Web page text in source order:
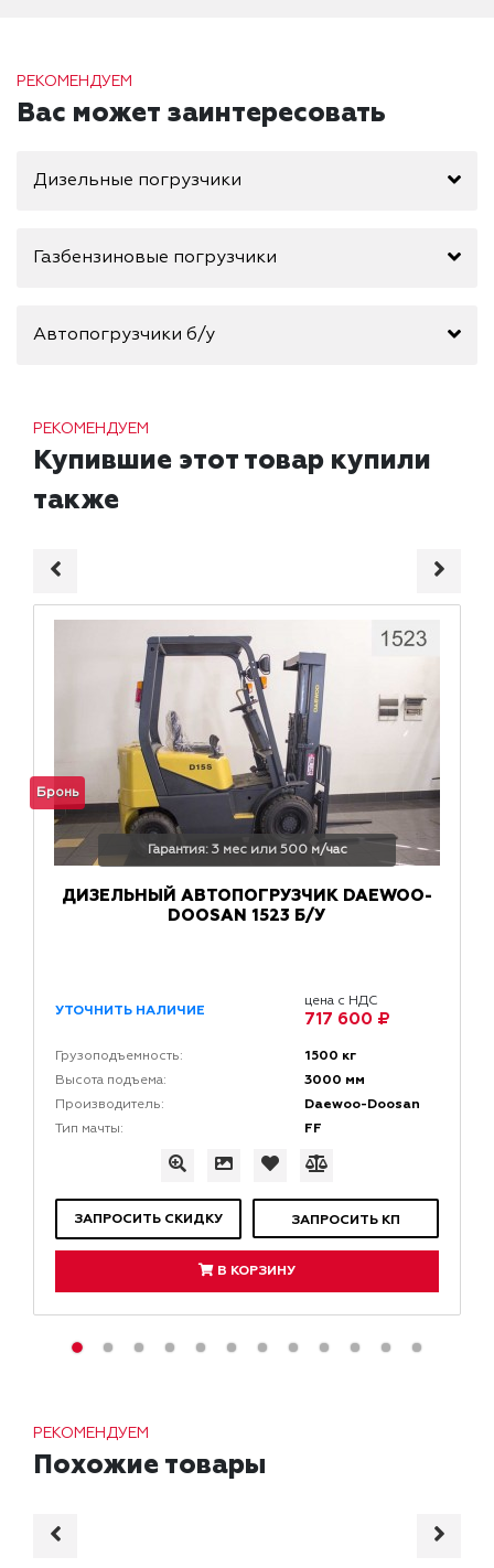
РЕКОМЕНДУЕМ
Вас может заинтересовать
Дизельные погрузчики
Газбензиновые погрузчики
Автопогрузчики б/у
РЕКОМЕНДУЕМ
Купившие этот товар купили
также
Бронь
Гарантия: 3 мес или 500 м/час
ДИЗЕЛЬНЫЙ АВТОПОГРУЗЧИК DAEWOO-
DOOSAN 1523 Б/У
УТОЧНИТЬ НАЛИЧИЕ
цена с НДС
717 600 ₽
Грузоподъемность: 1500 кг
Высота подъема: 3000 мм
Производитель: Daewoo-Doosan
Тип мачты: FF
ЗАПРОСИТЬ СКИДКУ ЗАПРОСИТЬ КП
В КОРЗИНУ
РЕКОМЕНДУЕМ
Похожие товары